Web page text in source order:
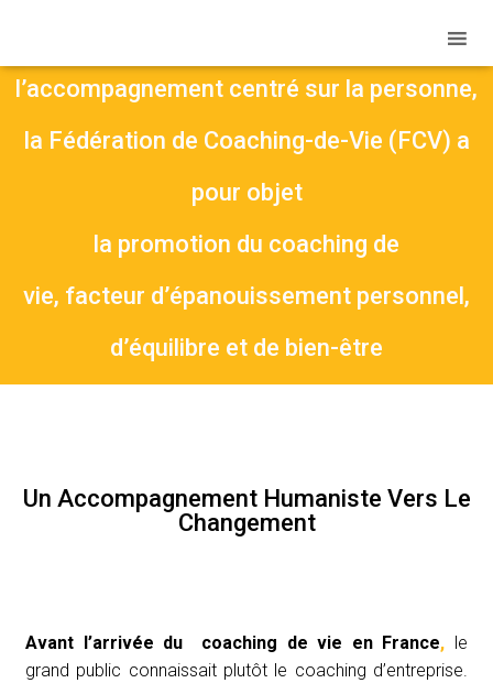
l’accompagnement centré sur la personne,
la Fédération de Coaching-de-Vie (FCV) a
pour objet
la promotion du coaching de
vie, facteur d’épanouissement personnel,
d’équilibre et de bien-être
Un Accompagnement Humaniste Vers Le
Changement
Avant l’arrivée du coaching de vie en France,
e
grand public connaissait plutôt le coaching d’entreprise.